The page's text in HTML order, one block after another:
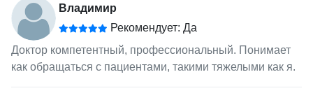
Владимир
Рекомендует: Да
Доктор компетентный, профессиональный. Понимает
как обращаться с пациентами, такими тяжелыми как я.